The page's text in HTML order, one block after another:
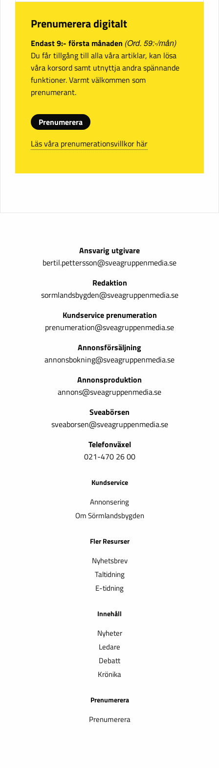
Prenumerera digitalt
Endast 9:- första månaden (Ord. 59:-/mån)
Du får tillgång till alla våra artiklar, kan lösa
våra korsord samt utnyttja andra spännande
funktioner. Varmt välkommen som
prenumerant.
Prenumerera
Läs våra prenumerationsvillkor här
Ansvarig utgivare
bertil.pettersson@sveagruppenmedia.se
Redaktion
sormlandsbygden@sveagruppenmedia.se
Kundservice prenumeration
prenumeration@sveagruppenmedia.se
Annonsförsäljning
annonsbokning@sveagruppenmedia.se
Annonsproduktion
annons@sveagruppenmedia.se
Sveabörsen
sveaborsen@sveagruppenmedia.se
Telefonväxel
021-470 26 00
Kundservice
Annonsering
Om Sörmlandsbygden
Fler Resurser
Nyhetsbrev
Taltidning
E-tidning
Innehåll
Nyheter
Ledare
Debatt
Krönika
Prenumerera
Prenumerera